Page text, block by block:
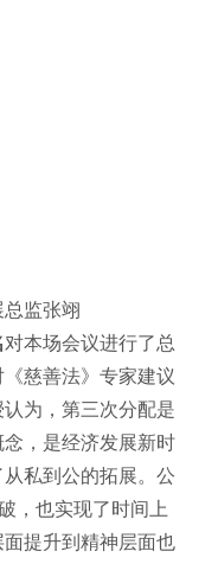
监张翊
对本场会议进行了总
慈善法》专家建议
为，第三次分配是
，是经济发展新时
私到公的拓展。公
，也实现了时间上
提升到精神层面也